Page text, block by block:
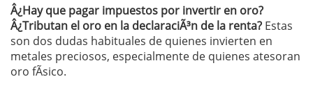
Â¿Hay que pagar impuestos por invertir en oro?
Â¿Tributan el oro en la declaraciÃ³n de la renta? Estas
son dos dudas habituales de quienes invierten en
metales preciosos, especialmente de quienes atesoran
oro fÃ­sico.